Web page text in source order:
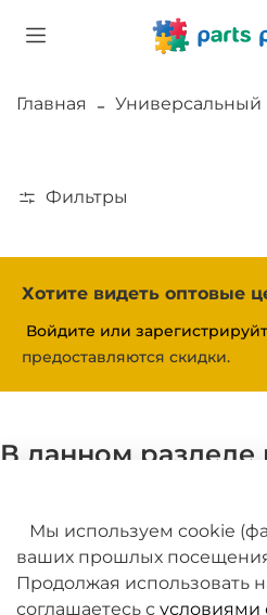
Главная Универсальный
Фильтры
Хотите видеть оптовые
Войдите или
предоставляются скидки.
В данном разделе
Мы используем cookie
ваших прошлых
Продолжая использовать
соглашаетесь с условиями